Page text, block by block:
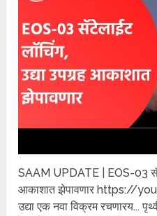
SAAM UPDATE | EOS-03
आकाशात झेपावणार https://
उद्या एक नवा विक्रम रचणारय...